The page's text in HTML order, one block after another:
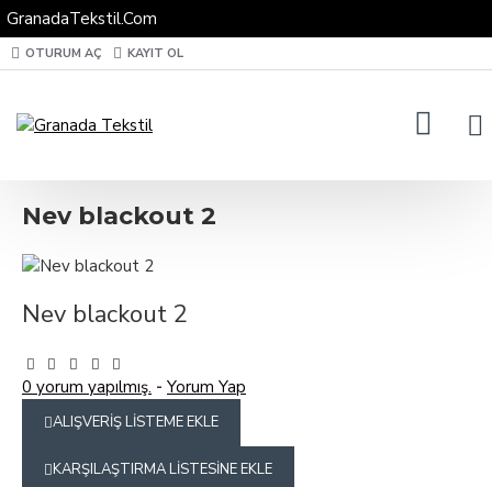
GranadaTekstil.Com
OTURUM AÇ KAYIT OL
Nev blackout 2
Nev blackout 2
0 yorum yapılmış. - Yorum Yap
ALIŞVERIŞ LISTEME EKLE
KARŞILAŞTIRMA LISTESINE EKLE